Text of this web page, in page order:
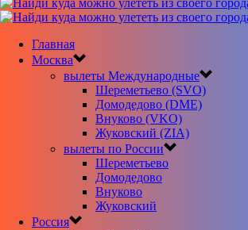
Главная
Москва
вылеты Международные
Шереметьево (SVO)
Домодедово (DME)
Внуково (VKO)
Жуковский (ZIA)
вылеты по России
Шереметьево
Домодедово
Внуково
Жуковский
Россия